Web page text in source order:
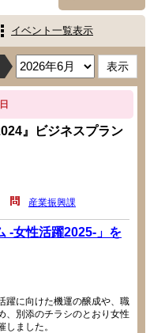
イベント一覧表示
』ビジネスプラン
産業振興課
-女性活躍2025-」を
躍に向けた機運の醸成や、職
、別添のチラシのとおり女性
ました。